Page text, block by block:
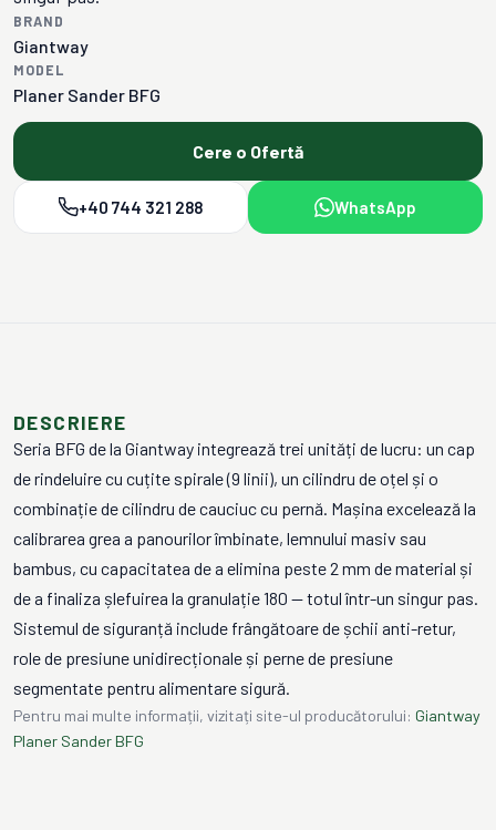
BRAND
Giantway
MODEL
Planer Sander BFG
Cere o Ofertă
+40 744 321 288 WhatsApp
DESCRIERE
Seria BFG de la Giantway integrează trei unități de lucru: un cap
de rindeluire cu cuțite spirale (9 linii), un cilindru de oțel și o
combinație de cilindru de cauciuc cu pernă. Mașina excelează la
calibrarea grea a panourilor îmbinate, lemnului masiv sau
bambus, cu capacitatea de a elimina peste 2 mm de material și
de a finaliza șlefuirea la granulație 180 — totul într-un singur pas.
Sistemul de siguranță include frângătoare de șchii anti-retur,
role de presiune unidirecționale și perne de presiune
segmentate pentru alimentare sigură.
Pentru mai multe informații, vizitați site-ul producătorului: Giantway
Planer Sander BFG